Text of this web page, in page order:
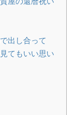
出し合って
てもいい思い